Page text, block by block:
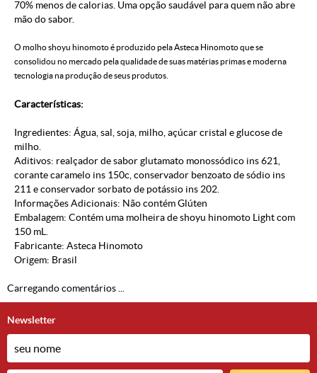
70% menos de calorias. Uma opção saudável para quem não abre
mão do sabor.
O molho shoyu hinomoto é produzido pela Asteca Hinomoto que se
consolidou no mercado pela qualidade de suas matérias primas e moderna
tecnologia na produção de seus produtos.
Características:
Ingredientes: Água, sal, soja, milho, açúcar cristal e glucose de
milho.
Aditivos: realçador de sabor glutamato monossódico ins 621,
corante caramelo ins 150c, conservador benzoato de sódio ins
211 e conservador sorbato de potássio ins 202.
Informações Adicionais: Não contém Glúten
Embalagem: Contém uma molheira de shoyu hinomoto Light com
150 mL.
Fabricante: Asteca Hinomoto
Origem: Brasil
Carregando comentários ...
Newsletter